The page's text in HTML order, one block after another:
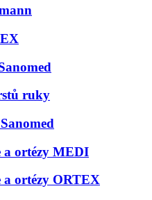
ruky
a ortézy MEDI
a ortézy ORTEX